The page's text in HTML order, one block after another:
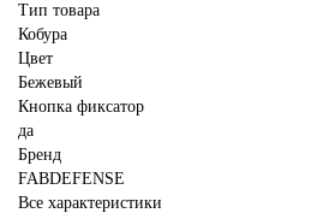
Тип товара
Кобура
Цвет
Бежевый
Кнопка фиксатор
да
Бренд
FABDEFENSE
Все характеристики